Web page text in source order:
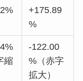
+175.89
%
縮
-122.00
%（赤字
拡大）